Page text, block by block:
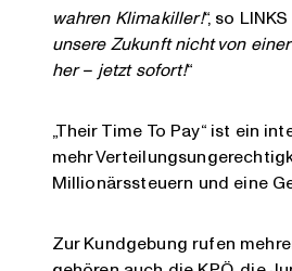
wahren Klimakiller!“, so
unsere Zukunft nicht von
her – jetzt sofort!“
„Their Time To Pay“ ist ein
mehr
Millionärssteuern und eine
Zur Kundgebung rufen